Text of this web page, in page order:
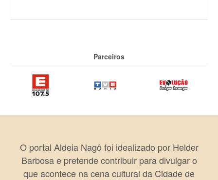
Parceiros
O portal Aldeia Nagô foi idealizado por Helder
Barbosa e pretende contribuir para divulgar o
que acontece na cena cultural da Cidade de